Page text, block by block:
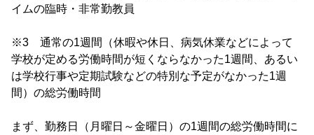
イムの臨時・非常勤教員
※3 通常の1週間（休暇や休日、病気休業などによって
学校が定める労働時間が短くならなかった1週間、あるい
は学校行事や定期試験などの特別な予定がなかった1週
間）の総労働時間
まず、勤務日（月曜日～金曜日）の1週間の総労働時間に